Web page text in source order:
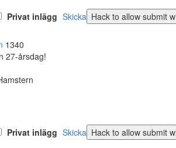
Privat inlägg Skicka
1340
27-årsdag!
Privat inlägg Skicka